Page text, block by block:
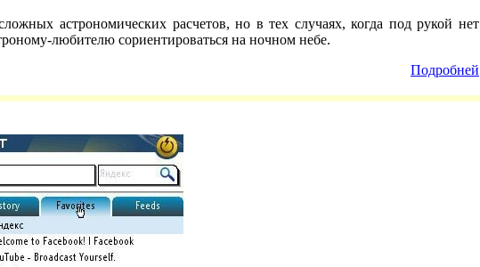
астрономических расчетов, но в тех случаях, когда под рукой нет
любителю сориентироваться на ночном небе.
Подробней